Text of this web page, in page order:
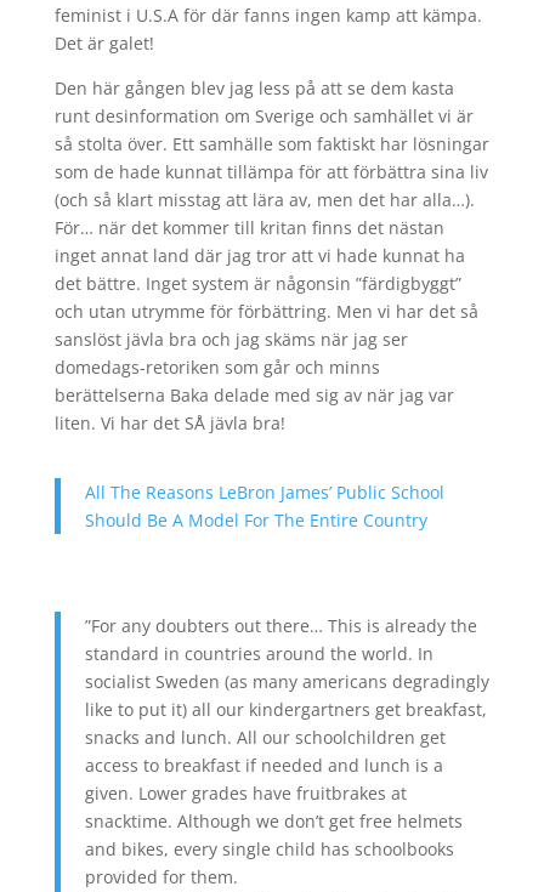
feminist i U.S.A för där fanns ingen kamp att kämpa.
Det är galet!
Den här gången blev jag less på att se dem kasta
runt desinformation om Sverige och samhället vi är
så stolta över. Ett samhälle som faktiskt har lösningar
som de hade kunnat tillämpa för att förbättra sina liv
(och så klart misstag att lära av, men det har alla…).
För… när det kommer till kritan finns det nästan
inget annat land där jag tror att vi hade kunnat ha
det bättre. Inget system är någonsin ”färdigbyggt”
och utan utrymme för förbättring. Men vi har det så
sanslöst jävla bra och jag skäms när jag ser
domedags-retoriken som går och minns
berättelserna Baka delade med sig av när jag var
liten. Vi har det SÅ jävla bra!
All The Reasons LeBron James’ Public School
Should Be A Model For The Entire Country
”For any doubters out there… This is already the
standard in countries around the world. In
socialist Sweden (as many americans degradingly
like to put it) all our kindergartners get breakfast,
snacks and lunch. All our schoolchildren get
access to breakfast if needed and lunch is a
given. Lower grades have fruitbrakes at
snacktime. Although we don’t get free helmets
and bikes, every single child has schoolbooks
provided for them.